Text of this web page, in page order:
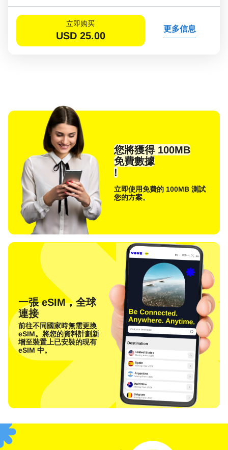
立即购买
USD 25.00
更多信息
您將獲得 100MB
免費數據
!
立即使用免費的 100MB 測試
您的方案。
一張 eSIM，全球
連接
前往不同國家時無需更換
eSIM。將您的資料計劃新
增至裝置上已安裝的現有
eSIM 中。